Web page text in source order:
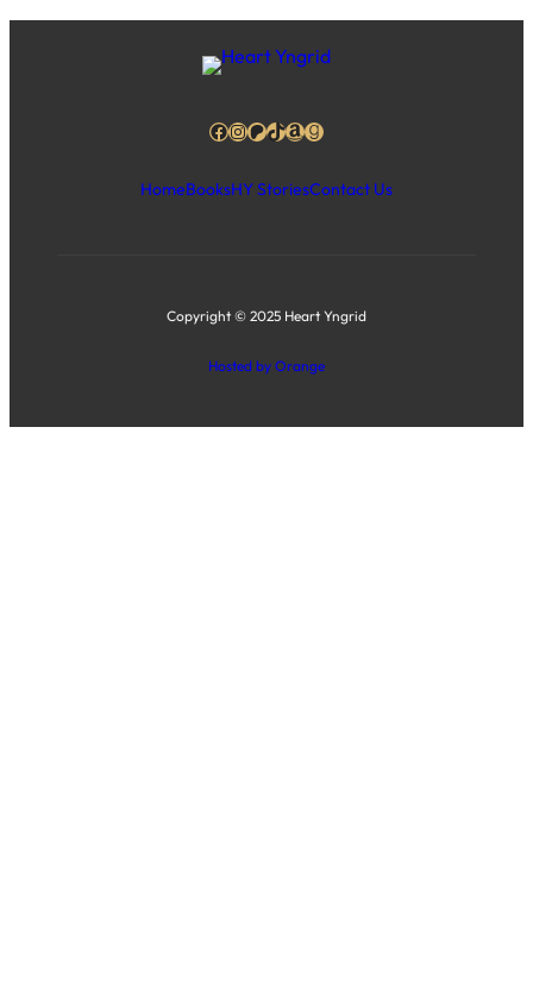
Facebook
Instagram
Patreon
TikTok
Amazon
Goodreads
HomeBooksHY StoriesContact Us
Copyright © 2025 Heart Yngrid
Hosted by Orange